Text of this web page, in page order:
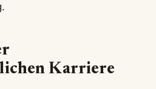
Karriere